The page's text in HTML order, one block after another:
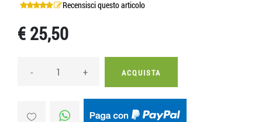
Recensisci questo articolo
€ 25,50
- + ACQUISTA